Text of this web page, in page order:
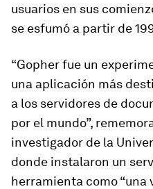
usuarios en sus
se esfumó a partir de
“Gopher fue un
una aplicación más
a los servidores de
por el mundo”,
investigador de la
donde instalaron un
herramienta como “una